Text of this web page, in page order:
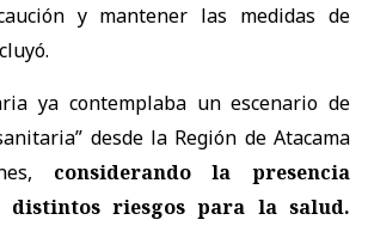
y mantener las medidas de
ya contemplaba un escenario de
desde la Región de Atacama
considerando la presencia
distintos riesgos para la salud.